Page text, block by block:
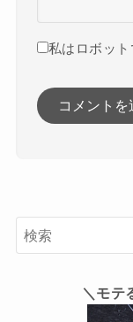
私はロボット
＼モテ